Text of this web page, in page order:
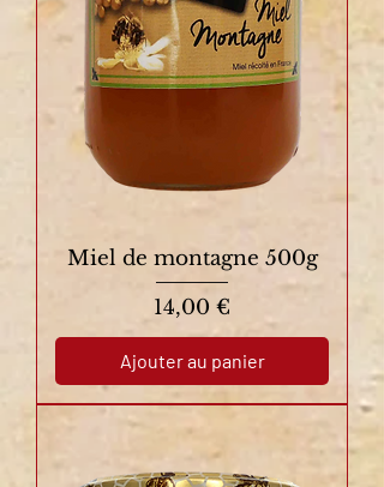
Miel de montagne 500g
Prix
14,00 €
Ajouter au panier